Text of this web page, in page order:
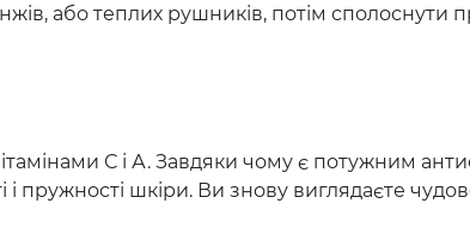
або теплих рушників, потім сполоснути
С і А. Завдяки чому є потужним
пружності шкіри. Ви знову виглядаєте